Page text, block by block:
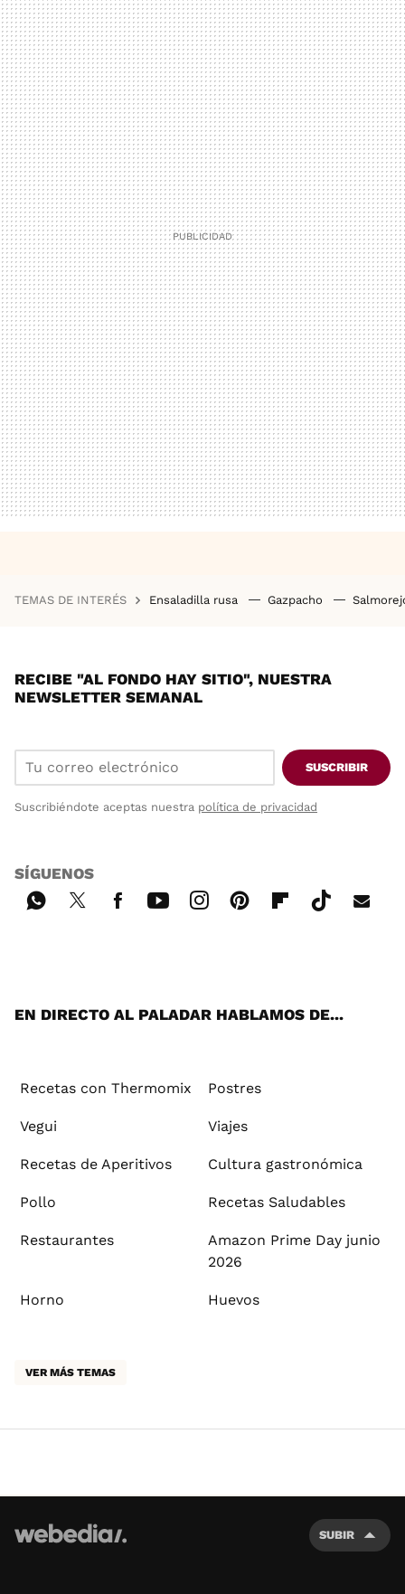
TEMAS DE INTERÉS Ensaladilla rusa Gazpacho
RECIBE "AL FONDO HAY SITIO", NUESTRA
NEWSLETTER SEMANAL
SUSCRIBIR
Suscribiéndote aceptas nuestra política de privacidad
SÍGUENOS
EN DIRECTO AL PALADAR HABLAMOS DE...
Recetas con Thermomix Postres
Vegui Viajes
Recetas de Aperitivos Cultura gastronómica
Pollo Recetas Saludables
Restaurantes
Amazon Prime Day junio
2026
Horno Huevos
VER MÁS TEMAS
SUBIR